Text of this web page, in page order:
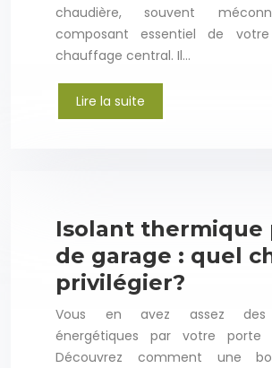
chaudière, souvent
composant essentiel de
chauffage central. Il…
Lire la suite
Isolant thermique
de garage : quel
privilégier?
Vous en avez assez des
énergétiques par votre
Découvrez comment une